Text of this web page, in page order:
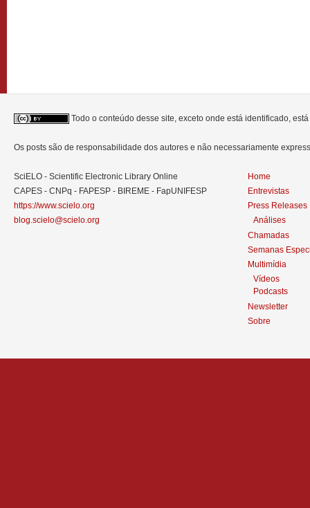
Todo o conteúdo desse site, exceto onde está identificado,
Os posts são de responsabilidade dos autores e não necessariamente
SciELO - Scientific Electronic Library Online
CAPES - CNPq - FAPESP - BIREME - FapUNIFESP
https://www.scielo.org
blog.scielo@scielo.org
Home
Entrevistas
Press Releases
Análises
Chamadas
Semanas
Multimídia
Vídeos
Podcasts
Newsletter
Sobre